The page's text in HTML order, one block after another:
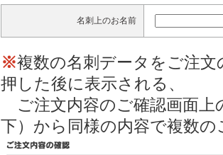
名刺上のお名前
※複数の名刺データをご注
押した後に表示される、
ご注文内容のご確認画面上
下）から同様の内容で複数